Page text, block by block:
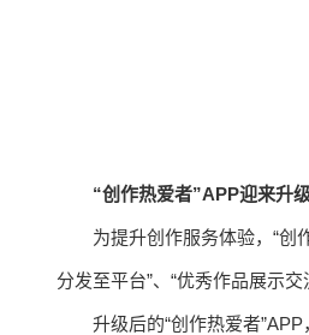
“创作热爱者”APP迎来升
为提升创作服务体验，“创
分发至平台”、“优秀作品展示交
升级后的“创作热爱者